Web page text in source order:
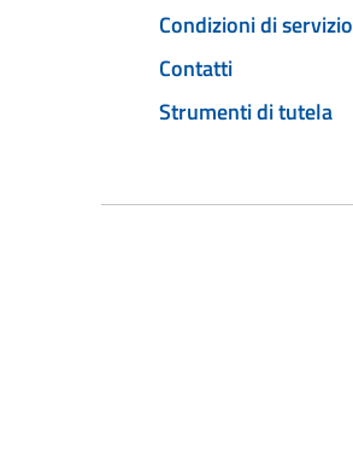
Condizioni di servizio
Contatti
Strumenti di tutela